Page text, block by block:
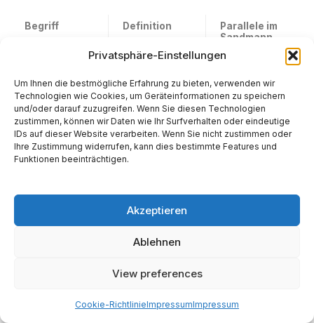
Privatsphäre-Einstellungen
Um Ihnen die bestmögliche Erfahrung zu bieten, verwenden wir
Technologien wie Cookies, um Geräteinformationen zu speichern
und/oder darauf zuzugreifen. Wenn Sie diesen Technologien
zustimmen, können wir Daten wie Ihr Surfverhalten oder eindeutige
IDs auf dieser Website verarbeiten. Wenn Sie nicht zustimmen oder
Ihre Zustimmung widerrufen, kann dies bestimmte Features und
Funktionen beeinträchtigen.
Akzeptieren
Ablehnen
View preferences
Cookie-RichtlinieImpressumImpressum
Begriff Definition
Parallele im
Sandmann
(Eli
Algorithmische
Inhalten
basierend auf
Nutzerdaten,
ohne aktives
Zutun des
Nutzers.
Nathanaels
das Glas
eingeschränkt;
er sieht nur,
was das
Instrument ihm
zeigt (Olimpias
Lebendigkeit),
Echokammer
Soziale
Struktur, in der
eigene
Meinungen
verstärkt und
ausgeschlosse
Wahl).
Nathanael
Olimpia, um